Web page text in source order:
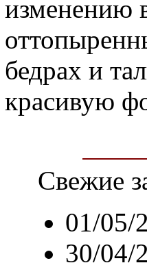
изменению
бедрах и
красивую
Свежие
01/05/
30/04/